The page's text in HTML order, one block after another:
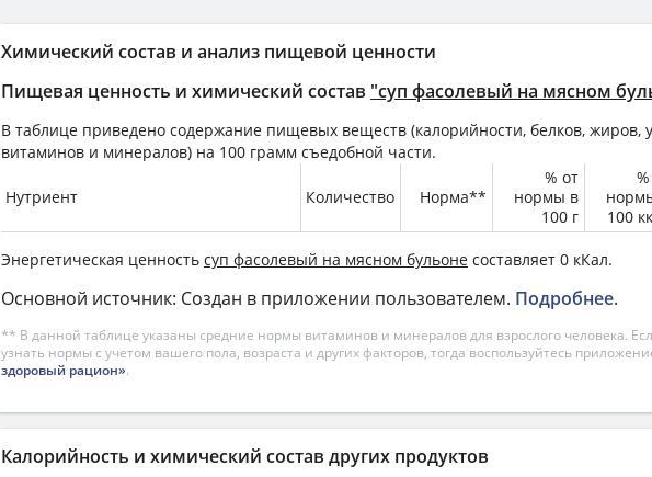
Химический состав и анализ пищевой ценности
Пищевая ценность и химический состав "суп фасолевый на мясном
В таблице приведено содержание пищевых веществ (калорийности, белков, жиров,
витаминов и минералов) на 100 грамм съедобной части.
Нутриент Количество Норма**
% от
нормы в
100 г
100
Энергетическая ценность суп фасолевый на мясном бульоне составляет 0 кКал.
Основной источник: Создан в приложении пользователем. Подробнее.
** В данной таблице указаны средние нормы витаминов и минералов для взрослого человека.
узнать нормы с учетом вашего пола, возраста и других факторов, тогда воспользуйтесь
здоровый рацион».
Калорийность и химический состав других продуктов